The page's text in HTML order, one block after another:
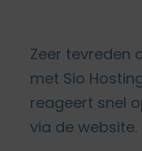
Zeer tevreden
met Sio
reageert snel
via de website.